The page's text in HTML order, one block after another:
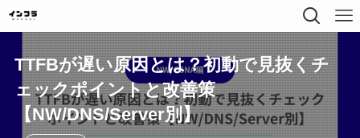
TTFBが遅い原因とは？初動で見抜くチ
ェックポイントと改善策
【NW/DNS/Server別】